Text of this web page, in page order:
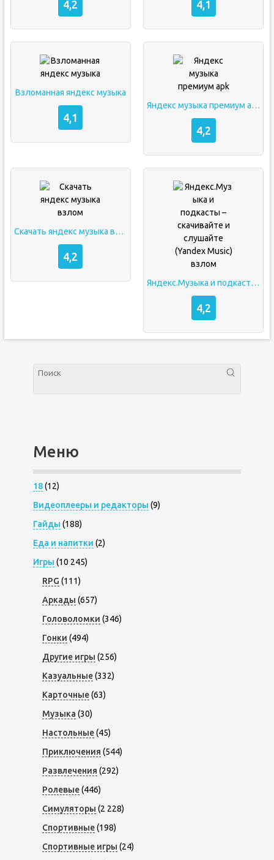
4,2 4,1
Взломанная яндекс музыка
4,1
Яндекс музыка премиум apk
4,2
Скачать яндекс музыка взлом
4,2
Яндекс.Музыка и подкасты – скачивайте и слушайте (Yandex Music) взлом
4,2
Меню
18(12)
Видеоплееры и редакторы (9)
Гайды (188)
Еда и напитки (2)
Игры (10 245)
RPG (111)
Аркады (657)
Головоломки (346)
Гонки (494)
Другие игры (256)
Казуальные(332)
Карточные(63)
Музыка (30)
Настольные(45)
Приключения (544)
Развлечения (292)
Ролевые(446)
Симуляторы (2 228)
Спортивные(198)
Спортивные игры (24)